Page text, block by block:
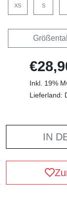
XS S
Inkl. 19%
Lieferland:
IN